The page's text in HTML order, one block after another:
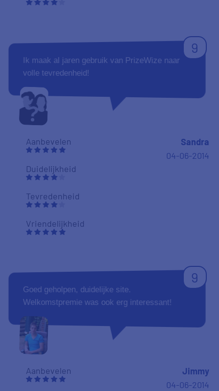
9
Ik maak al jaren gebruik van PrizeWize naar
volle tevredenheid!
Aanbevelen
Duidelijkheid
Tevredenheid
Vriendelijkheid
Sandra
04-06-2014
9
Goed geholpen, duidelijke site.
Welkomstpremie was ook erg interessant!
Aanbevelen
Jimmy
04-06-2014